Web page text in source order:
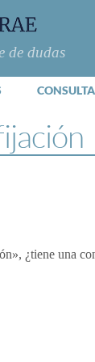
¿tiene una